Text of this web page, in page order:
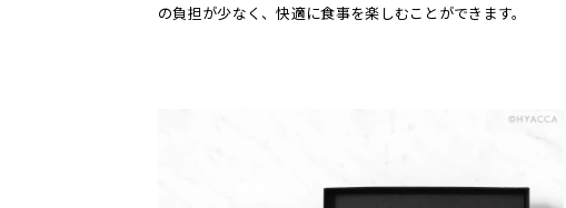
の負担が少なく、快適に食事を楽しむことができます。